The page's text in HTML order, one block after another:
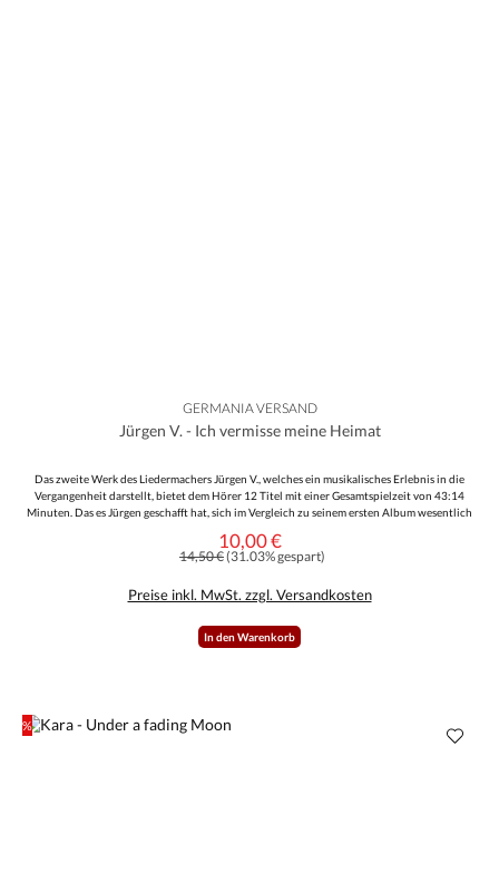
GERMANIA VERSAND
Jürgen V. - Ich vermisse meine Heimat
Das zweite Werk des Liedermachers Jürgen V., welches ein musikalisches Erlebnis in die
Vergangenheit darstellt, bietet dem Hörer 12 Titel mit einer Gesamtspielzeit von 43:14
Minuten. Das es Jürgen geschafft hat, sich im Vergleich zu seinem ersten Album wesentlich
teilweise von zahlreichen Streichern, Klavier und Schlagzeug begleitet. Textlich verarbeitet
er mit seiner feinen und einprägsamen Stimme die Vergangenheit wie das Schlesier Land
Bereich der Produktionen von Liedermachern ansiedeln und hoffen dass es nicht der letzte
Verkaufspreis:
10,00 €
Regulärer Preis:
14,50 €(31.03% gespart)
Preise inkl. MwSt. zzgl. Versandkosten
In den Warenkorb
Rabatt
%